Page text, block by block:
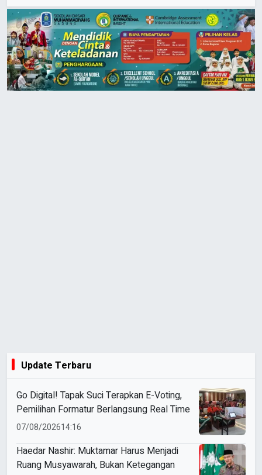
Update Terbaru
Go Digital! Tapak Suci Terapkan E-Voting,
Pemilihan Formatur Berlangsung Real Time
07/08/202614:16
Haedar Nashir: Muktamar Harus Menjadi
Ruang Musyawarah, Bukan Ketegangan